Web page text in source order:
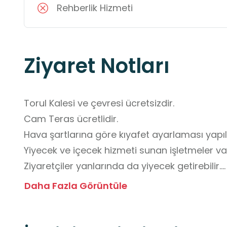
Rehberlik Hizmeti
Ziyaret Notları
Torul Kalesi ve çevresi ücretsizdir.
Cam Teras ücretlidir.
Hava şartlarına göre kıyafet ayarlaması
Yiyecek ve içecek hizmeti sunan işletmeler
Ziyaretçiler yanlarında da yiyecek getirebilir.
Ulaşım açısından araç ile mekanın
Daha Fazla Görüntüle